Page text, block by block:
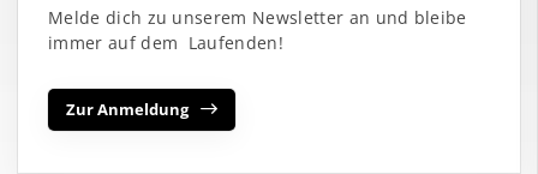
Melde dich zu unserem Newsletter an und bleibe
immer auf dem Laufenden!
Zur Anmeldung